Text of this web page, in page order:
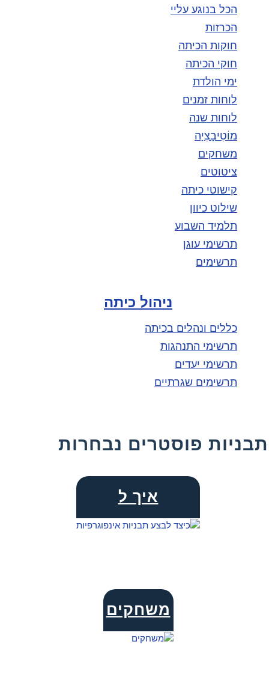
הכל בנוגע עליי
הכרזות
חוקות הכיתה
חוקי הכיתה
ימי הולדת
לוחות זמנים
לוחות שנה
מוֹטִיבָצִיָה
משחקים
ציטוטים
קישוטי כיתה
שילוט כיוון
תלמיד השבוע
תרשימי עוגן
תרשימים
ניהול כיתה
כללים ונהלים בכיתה
תרשימי התנהגות
תרשימי יעדים
תרשימים שגרתיים
תבניות פוסטרים נבחרות
איך ל
משחקים